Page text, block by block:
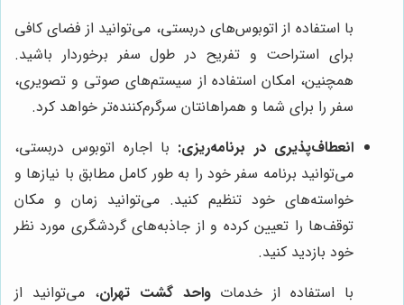
با استفاده از اتوبوس‌های دربستی، می‌توانید از فضای کافی
برای استراحت و تفریح در طول سفر برخوردار باشید.
همچنین، امکان استفاده از سیستم‌های صوتی و تصویری،
سفر را برای شما و همراهانتان سرگرم‌کننده‌تر خواهد کرد.
انعطاف‌پذیری در برنامه‌ریزی: با اجاره اتوبوس دربستی،
می‌توانید برنامه سفر خود را به طور کامل مطابق با نیازها و
خواسته‌های خود تنظیم کنید. می‌توانید زمان و مکان
توقف‌ها را تعیین کرده و از جاذبه‌های گردشگری مورد نظر
خود بازدید کنید.
با استفاده از خدماتواحد گشت تهران، می‌توانید از